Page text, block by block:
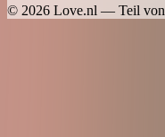
© 2026 Love.nl — Teil von